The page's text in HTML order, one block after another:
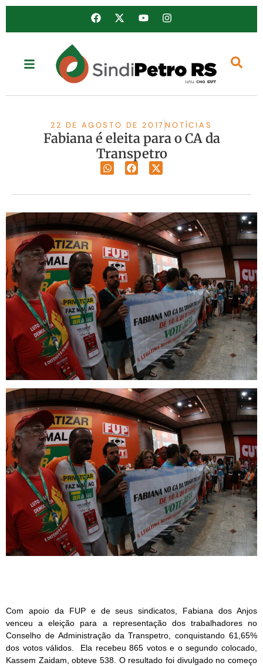
22 DE AGOSTO DE 2017 NOTÍCIAS
Fabiana é eleita para o CA da
Transpetro
Com apoio da FUP e de seus sindicatos, Fabiana dos Anjos
venceu a eleição para a representação dos trabalhadores no
Conselho de Administração da Transpetro, conquistando 61,65%
dos votos válidos. Ela recebeu 865 votos e o segundo colocado,
Kassem Zaidam, obteve 538. O resultado foi divulgado no começo